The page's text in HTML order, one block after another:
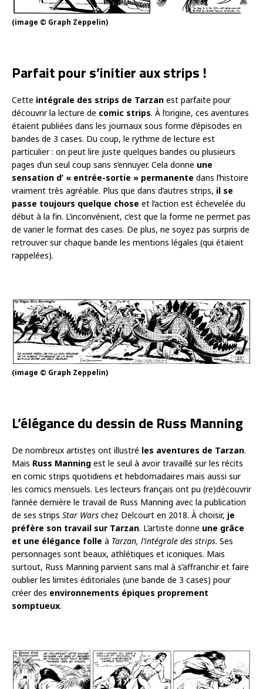
(image © Graph Zeppelin)
Parfait pour s’initier aux strips !
Cette intégrale des strips de Tarzan est parfaite pour
découvrir la lecture de comic strips. À l’origine, ces aventures
étaient publiées dans les journaux sous forme d’épisodes en
bandes de 3 cases. Du coup, le rythme de lecture est
particulier : on peut lire juste quelques bandes ou plusieurs
pages d’un seul coup sans s’ennuyer. Cela donne une
sensation d’ « entrée-sortie » permanente dans l’histoire
vraiment très agréable. Plus que dans d’autres strips, il se
passe toujours quelque chose et l’action est échevelée du
début à la fin. L’inconvénient, c’est que la forme ne permet pas
de varier le format des cases. De plus, ne soyez pas surpris de
retrouver sur chaque bande les mentions légales (qui étaient
rappelées).
(image © Graph Zeppelin)
L’élégance du dessin de Russ Manning
De nombreux artistes ont illustré les aventures de Tarzan.
Mais Russ Manning est le seul à avoir travaillé sur les récits
en comic strips quotidiens et hebdomadaires mais aussi sur
les comics mensuels. Les lecteurs français ont pu (re)découvrir
l’année dernière le travail de Russ Manning avec la publication
de ses strips Star Wars chez Delcourt en 2018. À choisir, je
préfère son travail sur Tarzan. L’artiste donne une grâce
et une élégance folle à Tarzan, l’intégrale des strips. Ses
personnages sont beaux, athlétiques et iconiques. Mais
surtout, Russ Manning parvient sans mal à s’affranchir et faire
oublier les limites éditoriales (une bande de 3 cases) pour
créer des environnements épiques proprement
somptueux.